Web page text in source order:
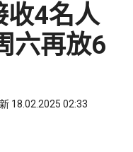
收4名人
六再放6
18.02.2025 02:33